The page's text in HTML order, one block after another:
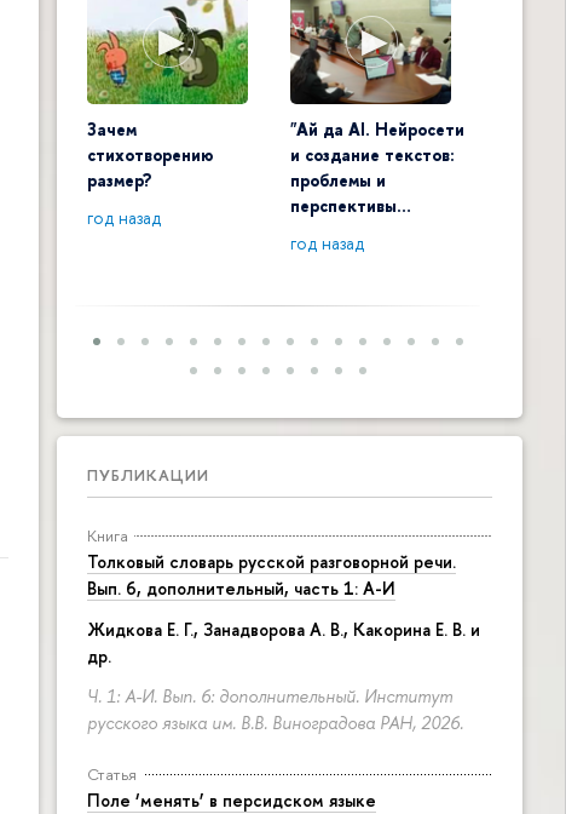
Зачем
стихотворению
размер?
год назад
"Ай да AI. Нейросети
и создание текстов:
проблемы и
перспективы…
год назад
ПУБЛИКАЦИИ
Книга
Толковый словарь русской разговорной речи.
Вып. 6, дополнительный, часть 1: А-И
Жидкова Е. Г., Занадворова А. В., Какорина Е. В. и
др.
Ч. 1: А-И. Вып. 6: дополнительный. Институт
русского языка им. В.В. Виноградова РАН, 2026.
Статья
Поле ‘менять’ в персидском языке